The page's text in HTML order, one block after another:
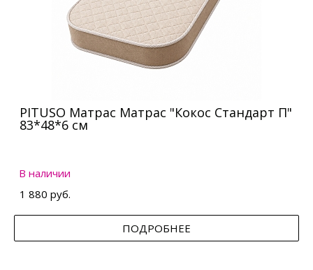
PITUSO Матрас Матрас "Кокос Стандарт П"
83*48*6 см
В наличии
1 880 руб.
ПОДРОБНЕЕ